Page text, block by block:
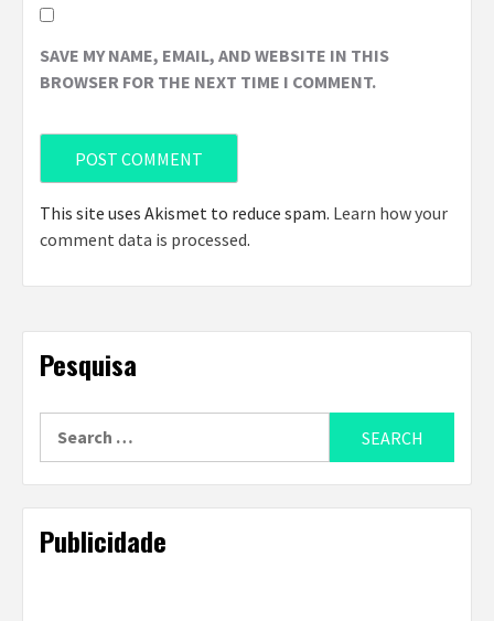
SAVE MY NAME, EMAIL, AND WEBSITE IN THIS
BROWSER FOR THE NEXT TIME I COMMENT.
This site uses Akismet to reduce spam. Learn how your
comment data is processed.
Pesquisa
Publicidade